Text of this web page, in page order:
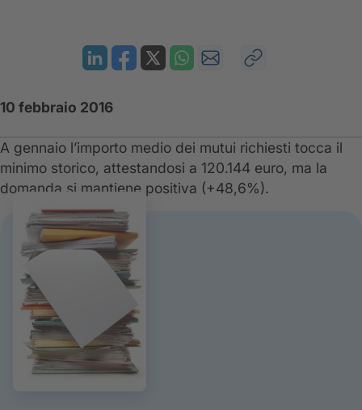
10 febbraio 2016
A gennaio l’importo medio dei mutui richiesti tocca il
minimo storico, attestandosi a 120.144 euro, ma la
domanda si mantiene positiva (+48,6%).